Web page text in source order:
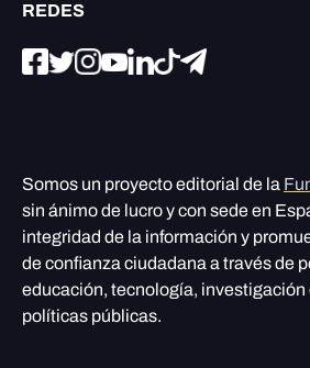
REDES
Somos un proyecto editorial de la
sin ánimo de lucro y con sede en
integridad de la información y
de confianza ciudadana a través de
educación, tecnología, investigación
políticas públicas.